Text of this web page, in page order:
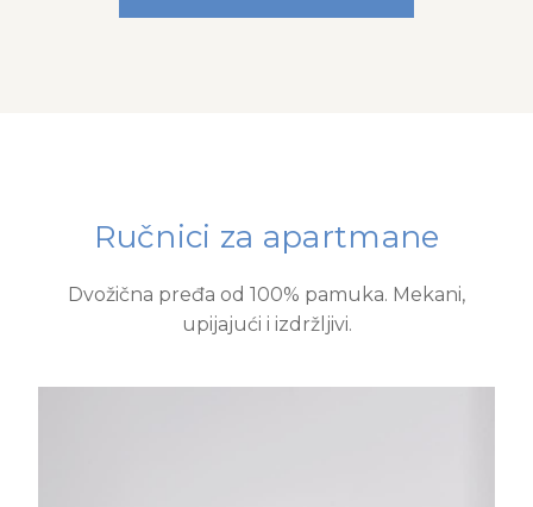
Ručnici za apartmane
Dvožična pređa od 100% pamuka. Mekani,
upijajući i izdržljivi.